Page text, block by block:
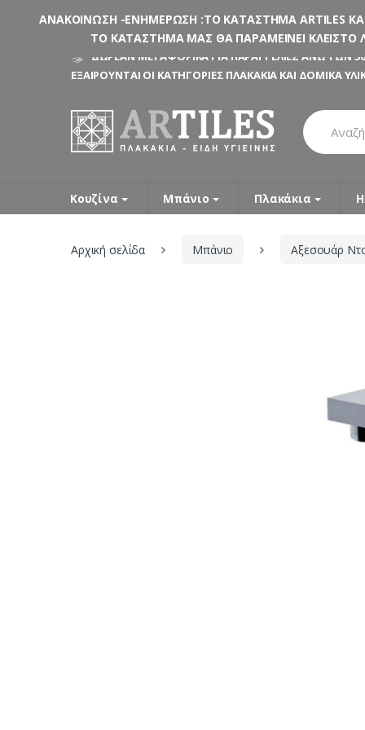
ΔΩΡΕΑΝ ΜΕΤΑΦΟΡΙΚΑ ΓΙΑ ΠΑΡΑΓΓΕΛΙΕΣ ΑΝΩ ΤΩΝ
ΕΞΑΙΡΟΥΝΤΑΙ ΟΙ ΚΑΤΗΓΟΡΙΕΣ ΠΛΑΚΑΚΙΑ ΚΑΙ ΔΟΜΙΚΑ
Search
for:
Κουζίνα Μπάνιο Πλακάκια
Αρχική σελίδα Μπάνιο Αξεσουάρ
ΑΝΑΚΟΙΝΩΣΗ -ΕΝΗΜΕΡΩΣΗ :ΤΟ ΚΑΤΑΣΤΗΜΑ ARTILES
ΤΟ ΚΑΤΑΣΤΗΜΑ ΜΑΣ ΘΑ ΠΑΡΑΜΕΙΝΕΙ ΚΛΕΙΣΤΟ